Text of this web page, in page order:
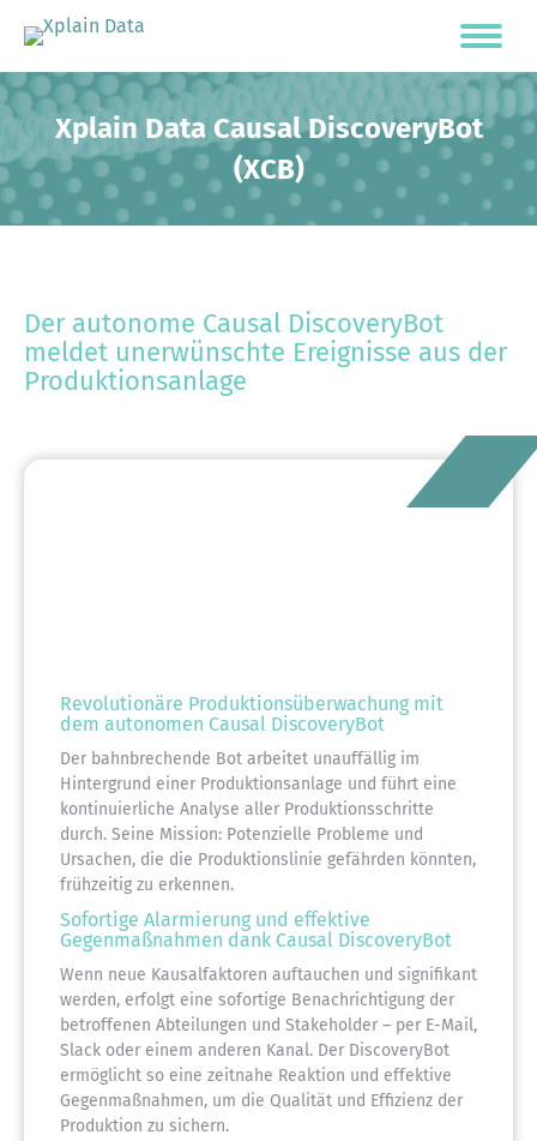
Xplain Data Causal DiscoveryBot
(XCB)
Der autonome Causal DiscoveryBot
meldet unerwünschte Ereignisse aus der
Produktionsanlage
Revolutionäre Produktionsüberwachung mit
dem autonomen Causal DiscoveryBot
Der bahnbrechende Bot arbeitet unauffällig im
Hintergrund einer Produktionsanlage und führt eine
kontinuierliche Analyse aller Produktionsschritte
durch. Seine Mission: Potenzielle Probleme und
Ursachen, die die Produktionslinie gefährden könnten,
frühzeitig zu erkennen.
Sofortige Alarmierung und effektive
Gegenmaßnahmen dank Causal DiscoveryBot
Wenn neue Kausalfaktoren auftauchen und signifikant
werden, erfolgt eine sofortige Benachrichtigung der
betroffenen Abteilungen und Stakeholder – per E-Mail,
Slack oder einem anderen Kanal. Der DiscoveryBot
ermöglicht so eine zeitnahe Reaktion und effektive
Gegenmaßnahmen, um die Qualität und Effizienz der
Produktion zu sichern.